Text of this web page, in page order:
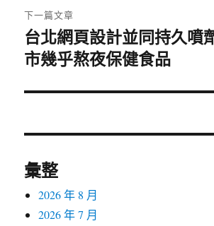
章:
下一篇文章
下
一
文
台北網頁設計並同持久噴
市幾乎熬夜保健食品
彙整
2026 年 8 月
2026 年 7 月